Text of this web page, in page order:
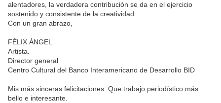
alentadores, la verdadera contribución se da en el ejercicio
sostenido y consistente de la creatividad.
Con un gran abrazo,
FÉLIX ÁNGEL
Artista.
Director general
Centro Cultural del Banco Interamericano de Desarrollo BID
Mis más sinceras felicitaciones. Que trabajo periodístico más
bello e interesante.